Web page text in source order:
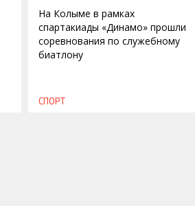
На Колыме в рамках
спартакиады «Динамо» прошли
соревнования по служебному
биатлону
СПОРТ